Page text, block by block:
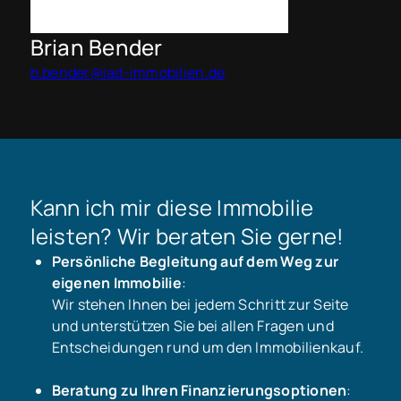
Brian Bender
b.bender@iad-immobilien.de
Kann ich mir diese Immobilie
leisten? Wir beraten Sie gerne!
Persönliche Begleitung auf dem Weg zur
eigenen Immobilie:
Wir stehen Ihnen bei jedem Schritt zur Seite
und unterstützen Sie bei allen Fragen und
Entscheidungen rund um den Immobilienkauf.
Beratung zu Ihren Finanzierungsoptionen: